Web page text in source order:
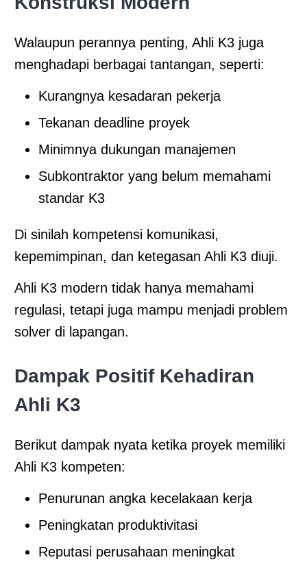
Walaupun perannya penting, Ahli K3 juga
menghadapi berbagai tantangan, seperti:
Kurangnya kesadaran pekerja
Tekanan deadline proyek
Minimnya dukungan manajemen
Subkontraktor yang belum memahami
standar K3
Di sinilah kompetensi komunikasi,
kepemimpinan, dan ketegasan Ahli K3 diuji.
Ahli K3 modern tidak hanya memahami
regulasi, tetapi juga mampu menjadi problem
solver di lapangan.
Dampak Positif Kehadiran
Ahli K3
Berikut dampak nyata ketika proyek memiliki
Ahli K3 kompeten:
Penurunan angka kecelakaan kerja
Peningkatan produktivitasi
Reputasi perusahaan meningkat